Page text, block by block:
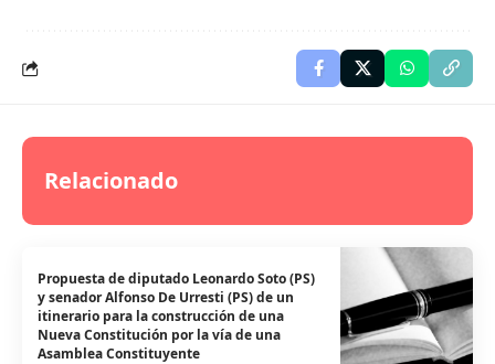
Relacionado
Propuesta de diputado Leonardo Soto (PS)
y senador Alfonso De Urresti (PS) de un
itinerario para la construcción de una
Nueva Constitución por la vía de una
Asamblea Constituyente